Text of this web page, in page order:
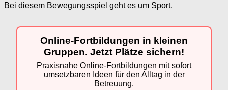
Bei diesem Bewegungsspiel geht es um Sport.
Online-Fortbildungen in kleinen
Gruppen. Jetzt Plätze sichern!
Praxisnahe Online-Fortbildungen mit sofort
umsetzbaren Ideen für den Alltag in der
Betreuung.